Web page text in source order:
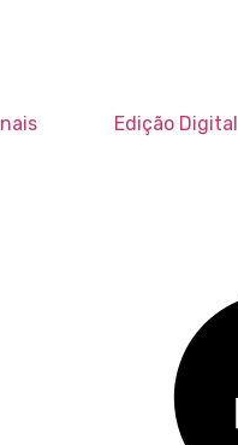
Edição Digital